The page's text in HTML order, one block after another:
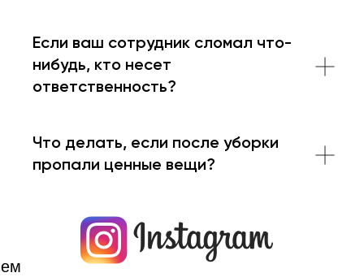
Если ваш сотрудник сломал что-
нибудь, кто несет
ответственность?
Что делать, если после уборки
пропали ценные вещи?